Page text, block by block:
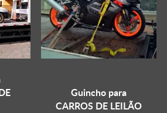
Guincho para
CARROS DE LEILÃO